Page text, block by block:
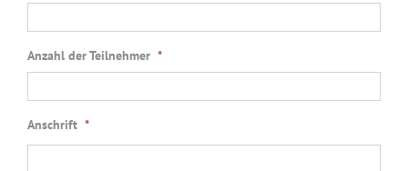
Anzahl der Teilnehmer *
Anschrift *